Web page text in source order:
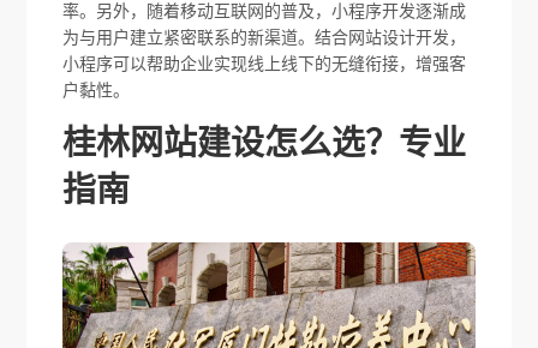
率。另外，随着移动互联网的普及，小程序开发逐渐成
为与用户建立紧密联系的新渠道。结合网站设计开发，
小程序可以帮助企业实现线上线下的无缝衔接，增强客
户黏性。
桂林网站建设怎么选？专业
指南